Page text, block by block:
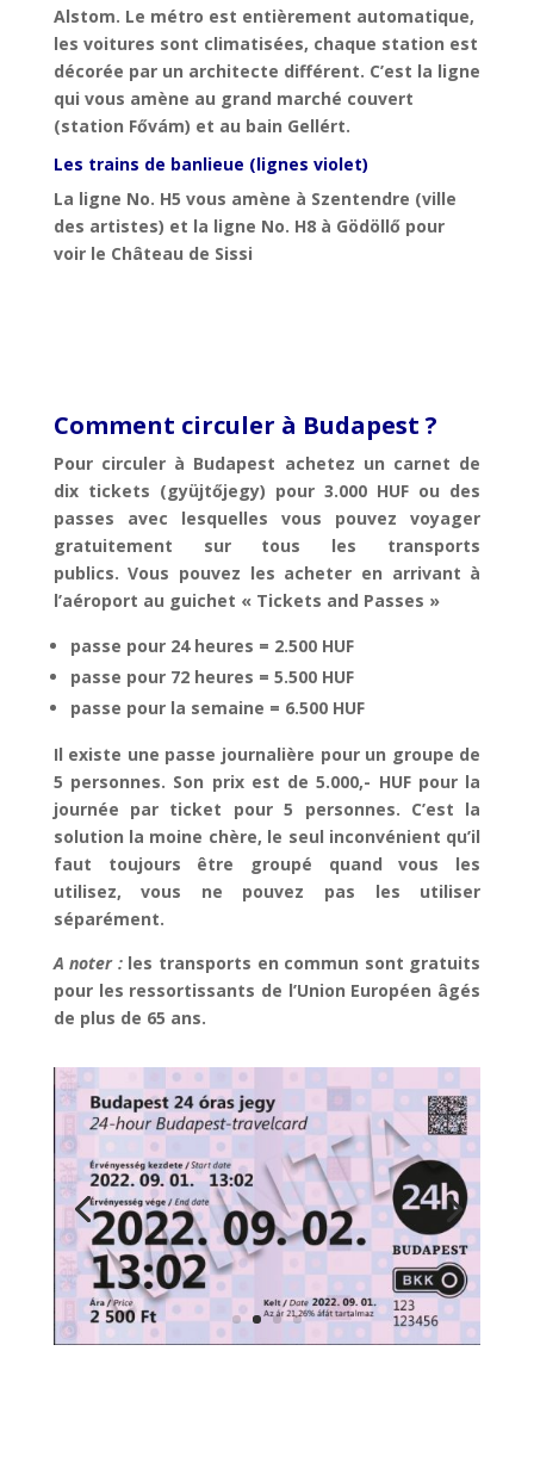
Alstom. Le métro est entièrement automatique,
les voitures sont climatisées, chaque station est
décorée par un architecte différent. C’est la ligne
qui vous amène au grand marché couvert
(station Fővám) et au bain Gellért.
Les trains de banlieue (lignes violet)
La ligne No. H5 vous amène à Szentendre (ville
des artistes) et la ligne No. H8 à Gödöllő pour
voir le Château de Sissi
Comment circuler à Budapest ?
Pour circuler à Budapest achetez un carnet de
dix tickets (gyüjtőjegy) pour 3.000 HUF ou des
passes avec lesquelles vous pouvez voyager
gratuitement sur tous les transports
publics. Vous pouvez les acheter en arrivant à
l’aéroport au guichet « Tickets and Passes »
passe pour 24 heures = 2.500 HUF
passe pour 72 heures = 5.500 HUF
passe pour la semaine = 6.500 HUF
Il existe une passe journalière pour un groupe de
5 personnes. Son prix est de 5.000,- HUF pour la
journée par ticket pour 5 personnes. C’est la
solution la moine chère, le seul inconvénient qu’il
faut toujours être groupé quand vous les
utilisez, vous ne pouvez pas les utiliser
séparément.
A noter :les transports en commun sont gratuits
pour les ressortissants de l’Union Européen âgés
de plus de 65 ans.